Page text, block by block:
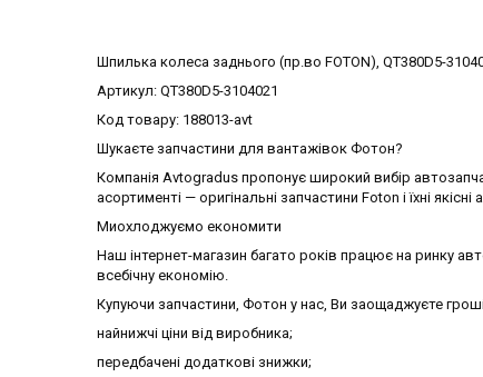
Шпилька колеса заднього (пр.во FOTON), QT380D5-
Артикул: QT380D5-3104021
Код товару: 188013-avt
Шукаєте запчастини для вантажівок Фотон?
Компанія Avtogradus пропонує широкий вибір
асортименті — оригінальні запчастини Foton і їхні якісні
Миохлоджуємо економити
Наш інтернет-магазин багато років працює на ринку
всебічну економію.
Купуючи запчастини, Фотон у нас, Ви заощаджуєте
найнижчі ціни від виробника;
передбачені додаткові знижки;